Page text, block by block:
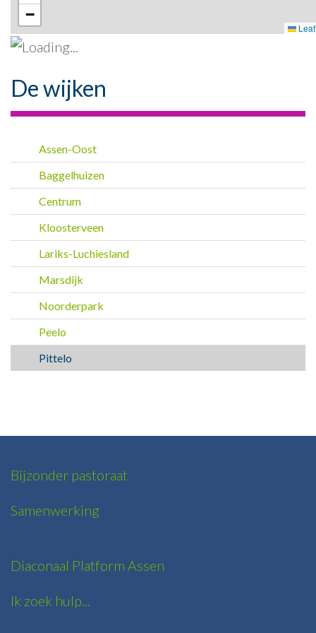
−
De wijken
Assen-Oost
Baggelhuizen
Centrum
Kloosterveen
Lariks-Luchiesland
Marsdijk
Noorderpark
Peelo
Pittelo
Bijzonder pastoraat
Samenwerking
Diaconaal Platform Assen
Ik zoek hulp...